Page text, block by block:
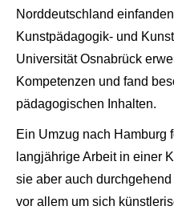
Norddeutschland
Kunstpädagogik- und
Universität Osnabrück
Kompetenzen und fand
pädagogischen Inhalten.
Ein Umzug nach Hamburg
langjährige Arbeit in einer
sie aber auch
vor allem um sich